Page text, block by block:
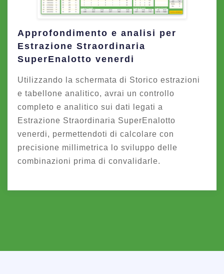
Approfondimento e analisi per
Estrazione Straordinaria
SuperEnalotto venerdi
Utilizzando la schermata di Storico estrazioni
e tabellone analitico, avrai un controllo
completo e analitico sui dati legati a
Estrazione Straordinaria SuperEnalotto
venerdi, permettendoti di calcolare con
precisione millimetrica lo sviluppo delle
combinazioni prima di convalidarle.